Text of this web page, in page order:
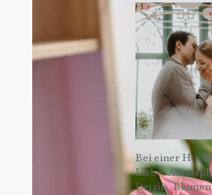
Bei einer
Liebe,
Details.